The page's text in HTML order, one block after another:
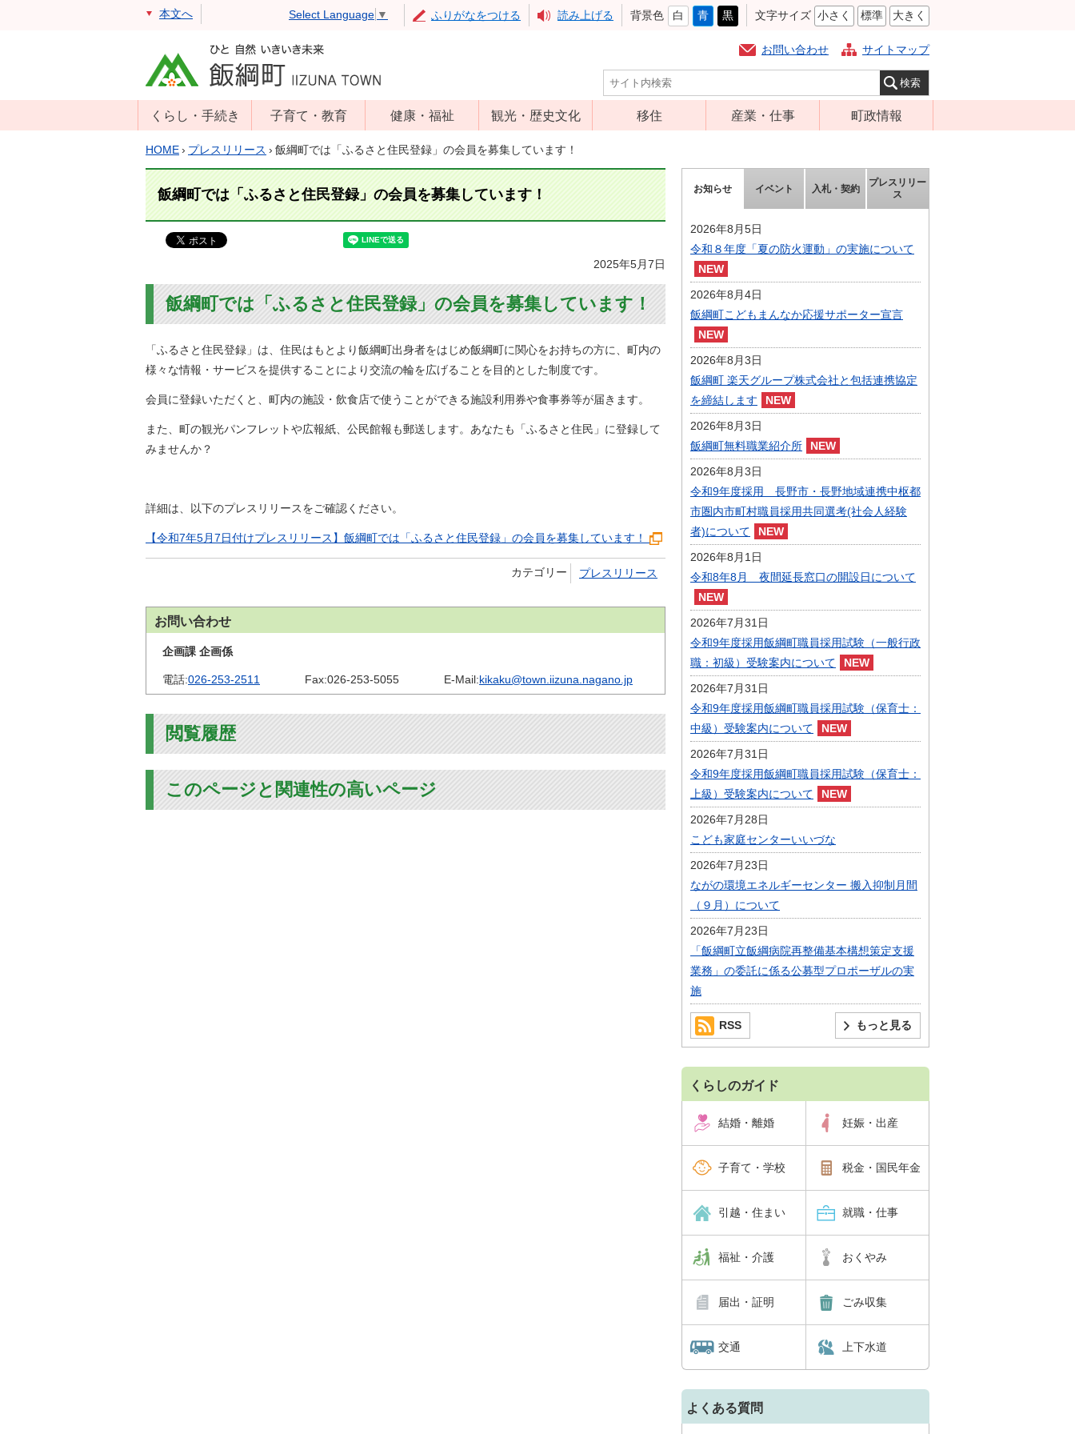
本文へ Select Language ▼ ふりがなをつける 読み上げる 背景色 白 青 黒 文字サイズ 小さく 標準 大きく
お問い合わせ サイトマップ
くらし・手続き
戸籍・住民票・
住民登録
マイナンバー
消防・防災
年金・保険
税金
住まい・土地
環境・ゴミ
上下水道
交通・道路
ペット・動物
相談窓口
子育て・教育
年齢別子育て情
子育て支援
生涯学習
学校教育・奨学
金
健康・福祉
児童福祉
高齢者福祉
介護保険
障害福祉
保健・医療
予防接種
観光・歴史文化
観光
アップルミュー
ジアム
ーツ
文化財
移住 産業・仕事
就労支援
農林業振興
令・規制
企業の税金
入札・契約
指定管理者制度
人材募集
町政情報
組織案内
庁舎案内
ふるさと納税
人事・職員募集
まちづくり
庁舎建設
HOME› プレスリリース › 飯綱町では「ふるさと住民登録」の会員を募集しています！
飯綱町では「ふるさと住民登録」の会員を募集しています！
2025年5月7日
飯綱町では「ふるさと住民登録」の会員を募集しています！
「ふるさと住民登録」は、住民はもとより飯綱町出身者をはじめ飯綱町に関心をお持ちの方に、町内の
様々な情報・サービスを提供することにより交流の輪を広げることを目的とした制度です。
会員に登録いただくと、町内の施設・飲食店で使うことができる施設利用券や食事券等が届きます。
また、町の観光パンフレットや広報紙、公民館報も郵送します。あなたも「ふるさと住民」に登録して
みませんか？
詳細は、以下のプレスリリースをご確認ください。
【令和7年5月7日付けプレスリリース】飯綱町では「ふるさと住民登録」の会員を募集しています！
カテゴリー プレスリリース
お問い合わせ
企画課 企画係
電話:026-253-2511 Fax:026-253-5055 E-Mail:kikaku@town.iizuna.nagano.jp
閲覧履歴
このページと関連性の高いページ
お知らせ イベント 入札・契約
プレスリリー
ス
2026年8月5日
令和８年度「夏の防火運動」の実施について
2026年8月4日
飯綱町こどもまんなか応援サポーター宣言
2026年8月3日
飯綱町 楽天グループ株式会社と包括連携協定
を締結します
2026年8月3日
飯綱町無料職業紹介所
2026年8月3日
令和9年度採用 長野市・長野地域連携中枢都
市圏内市町村職員採用共同選考(社会人経験
者)について
2026年8月1日
令和8年8月 夜間延長窓口の開設日について
2026年7月31日
令和9年度採用飯綱町職員採用試験（一般行政
職：初級）受験案内について
2026年7月31日
令和9年度採用飯綱町職員採用試験（保育士：
中級）受験案内について
2026年7月31日
令和9年度採用飯綱町職員採用試験（保育士：
上級）受験案内について
2026年7月28日
こども家庭センターいいづな
2026年7月23日
ながの環境エネルギーセンター 搬入抑制月間
（９月）について
2026年7月23日
「飯綱町立飯綱病院再整備基本構想策定支援
業務」の委託に係る公募型プロポーザルの実
施
もっと見る
RSS
くらしのガイド
結婚・離婚 妊娠・出産
子育て・学校 税金・国民年金
引越・住まい 就職・仕事
福祉・介護 おくやみ
届出・証明 ごみ収集
交通 上下水道
よくある質問